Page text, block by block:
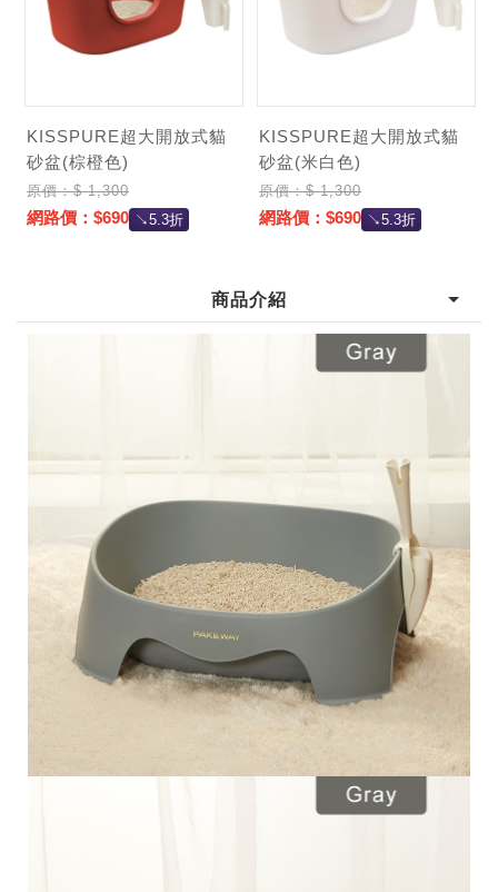
KISSPURE超大開放式貓
砂盆(棕橙色)
原價：$ 1,300
網路價：$690 ↘5.3折
KISSPURE超大開放式貓
砂盆(米白色)
原價：$ 1,300
網路價：$690 ↘5.3折
商品介紹